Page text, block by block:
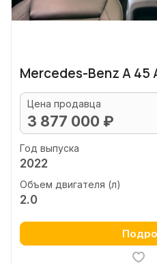
Mercedes-Benz A 45
Цена продавца
3 877 000 ₽
Год выпуска
2022
Объем двигателя (л)
2.0